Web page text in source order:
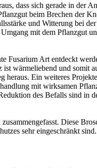
dass sich gerade in der
beim Brechen der
und Witterung bei
mit dem Pflanzgut
Fusarium Art entdeckt
wärmeliebend und somit
Ein weiteres
mit wirksamen
des Befalls sind in
Diese
sehr eingeschränkt sind.